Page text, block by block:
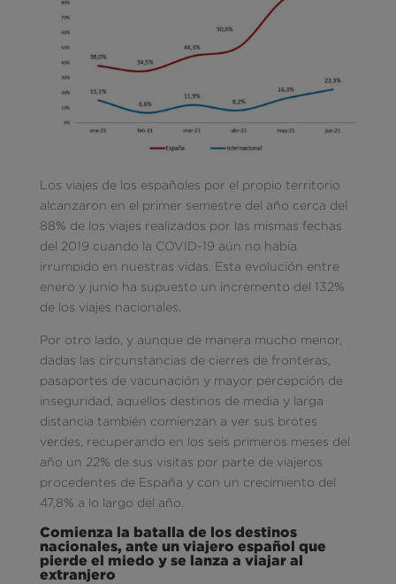
Los viajes de los españoles por el propio territorio
alcanzaron en el primer semestre del año cerca del
88% de los viajes realizados por las mismas fechas
del 2019 cuando la COVID-19 aún no había
irrumpido en nuestras vidas. Esta evolución entre
enero y junio ha supuesto un incremento del 132%
de los viajes nacionales.
Por otro lado, y aunque de manera mucho menor,
dadas las circunstancias de cierres de fronteras,
pasaportes de vacunación y mayor percepción de
inseguridad, aquellos destinos de media y larga
distancia también comienzan a ver sus brotes
verdes, recuperando en los seis primeros meses del
año un 22% de sus visitas por parte de viajeros
procedentes de España y con un crecimiento del
47,8% a lo largo del año.
Comienza la batalla de los destinos
nacionales, ante un viajero español que
pierde el miedo y se lanza a viajar al
extranjero